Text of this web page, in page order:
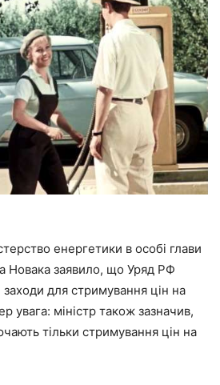
енергетики в особі глави
Новака заявило, що Уряд РФ
заходи для стримування цін на
увага: міністр також зазначив,
тільки стримування цін на